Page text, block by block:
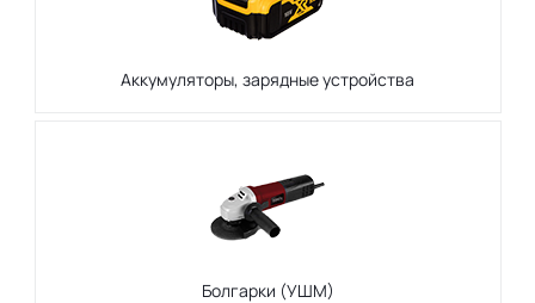
Аккумуляторы, зарядные устройства
Болгарки (УШМ)